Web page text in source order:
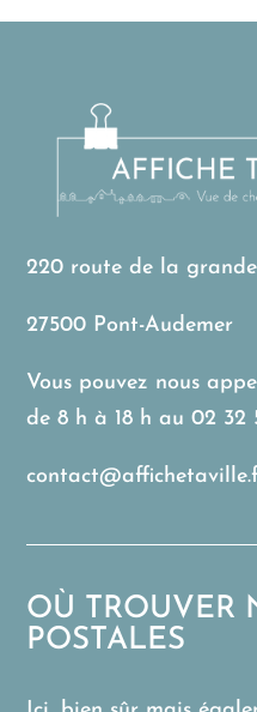
220 route de la
27500 Pont-Audemer
Vous pouvez nous
de 8 h à 18 h au02 32
OÙ TROUVER
POSTALES